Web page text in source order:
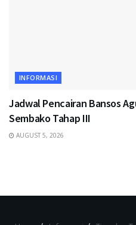
INFORMASI
Jadwal Pencairan Bansos
Sembako Tahap III
AUGUST 5, 2026